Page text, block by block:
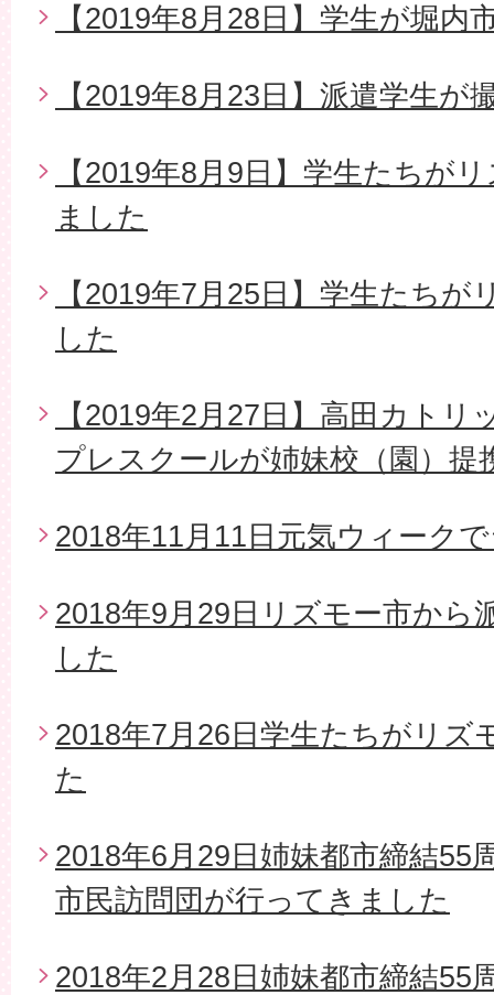
【2019年8月28日】学生が堀内
【2019年8月23日】派遣学生が
【2019年8月9日】学生たちが
ました
【2019年7月25日】学生たち
した
【2019年2月27日】高田カト
プレスクールが姉妹校（園）提
2018年11月11日元気ウィーク
2018年9月29日リズモー市から
した
2018年7月26日学生たちがリズ
た
2018年6月29日姉妹都市締結55
市民訪問団が行ってきました
2018年2月28日姉妹都市締結55